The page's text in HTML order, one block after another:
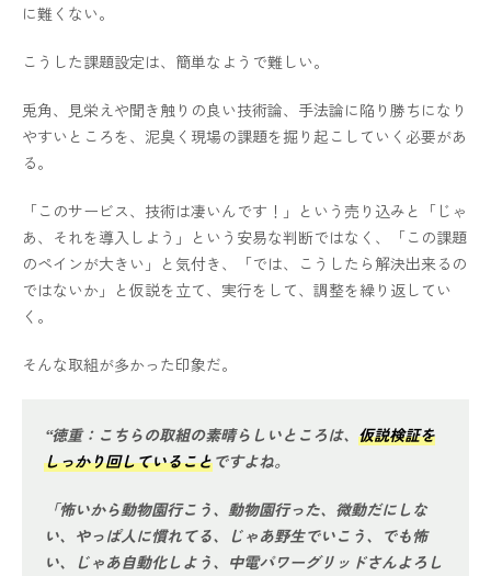
に難くない。
こうした課題設定は、簡単なようで難しい。
兎角、見栄えや聞き触りの良い技術論、手法論に陥り勝ちになり
やすいところを、泥臭く現場の課題を掘り起こしていく必要があ
る。
「このサービス、技術は凄いんです！」という売り込みと「じゃ
あ、それを導入しよう」という安易な判断ではなく、「この課題
のペインが大きい」と気付き、「では、こうしたら解決出来るの
ではないか」と仮説を立て、実行をして、調整を繰り返してい
く。
そんな取組が多かった印象だ。
“徳重：こちらの取組の素晴らしいところは、 仮説検証を
しっかり回していることですよね。
「怖いから動物園行こう、動物園行った、微動だにしな
い、やっぱ人に慣れてる、じゃあ野生でいこう、でも怖
い、じゃあ自動化しよう、中電パワーグリッドさんよろし